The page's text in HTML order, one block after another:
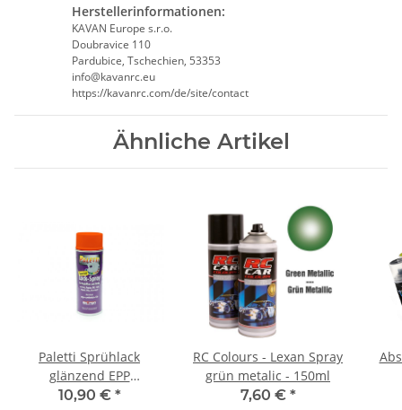
Herstellerinformationen:
KAVAN Europe s.r.o.
Doubravice 110
Pardubice, Tschechien, 53353
info@kavanrc.eu
https://kavanrc.com/de/site/contact
Ähnliche Artikel
Paletti Sprühlack
glänzend EPP
pastellorange - 400ml
10,90 € *
RC Colours - Lexan Spray
grün metalic - 150ml
7,60 € *